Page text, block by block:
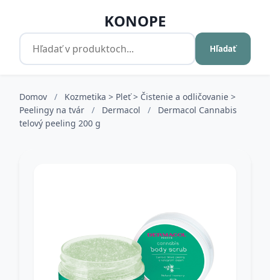
KONOPE
Hľadať
Domov /
Kozmetika > Pleť > Čistenie a odličovanie >
Peelingy na tvár
/ Dermacol /
Dermacol Cannabis
telový peeling 200 g